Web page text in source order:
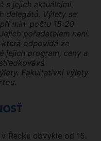
s jejich aktuálními
delegátů. Výlety se
min. počtu 15-20
pořadatelem není
která odpovídá za
jejich program, ceny a
Fakultativní výlety
Řecku obvykle od 15.